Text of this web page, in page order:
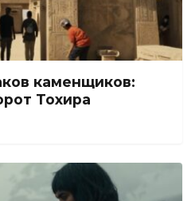
каменщиков:
Тохира